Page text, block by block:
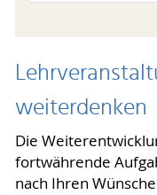
weiterdenken
Die
fortwährende
nach Ihren